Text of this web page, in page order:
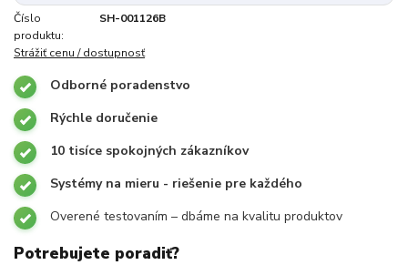
Číslo
produktu:
SH-001126B
Strážiť cenu / dostupnosť
Odborné poradenstvo
Rýchle doručenie
10 tisíce spokojných zákazníkov
Systémy na mieru - riešenie pre každého
Overené testovaním – dbáme na kvalitu produktov
Potrebujete poradiť?